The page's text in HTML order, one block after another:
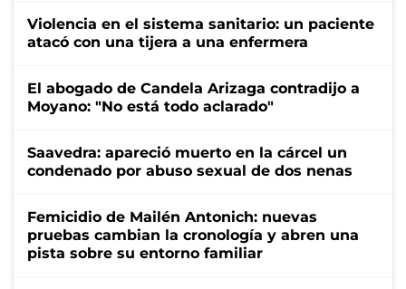
Violencia en el sistema sanitario: un paciente
atacó con una tijera a una enfermera
El abogado de Candela Arizaga contradijo a
Moyano: "No está todo aclarado"
Saavedra: apareció muerto en la cárcel un
condenado por abuso sexual de dos nenas
Femicidio de Mailén Antonich: nuevas
pruebas cambian la cronología y abren una
pista sobre su entorno familiar